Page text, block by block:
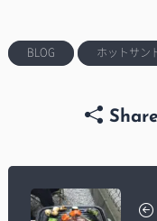
BLOG ホットサン